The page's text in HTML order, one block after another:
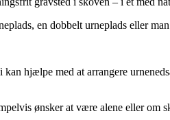
en dobbelt urneplads eller
hjælpe med at arrangere
ønsker at være alene eller om